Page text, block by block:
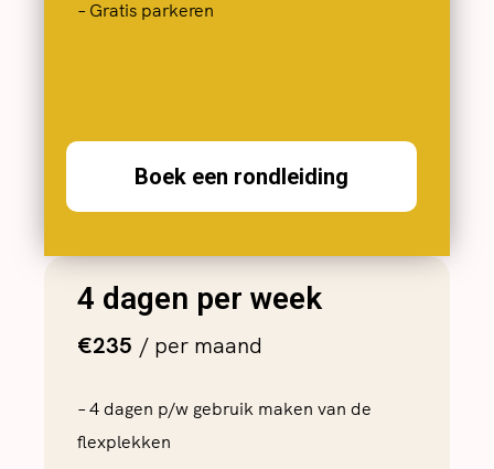
– Gratis parkeren
Boek een rondleiding
4 dagen per week
€235 / per maand
– 4 dagen p/w gebruik maken van de
flexplekken